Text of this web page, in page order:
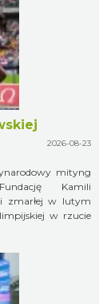
2026-08-23
mityng
Kamili
zmarłej w lutym
w rzucie